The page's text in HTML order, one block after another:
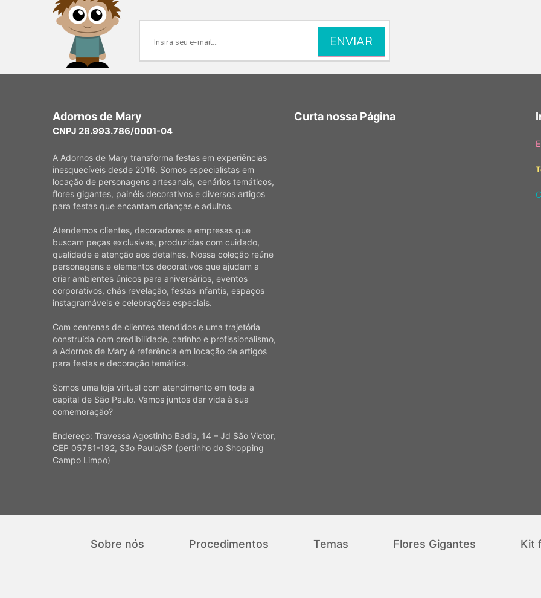
VISUALIZAR VISUALIZAR
Adornos de Mary
CNPJ 28.993.786/0001-04
A Adornos de Mary transforma festas em experiências
inesquecíveis desde 2016. Somos especialistas em
locação de personagens artesanais, cenários temáticos,
flores gigantes, painéis decorativos e diversos artigos
para festas que encantam crianças e adultos.
Atendemos clientes, decoradores e empresas que
buscam peças exclusivas, produzidas com cuidado,
qualidade e atenção aos detalhes. Nossa coleção reúne
personagens e elementos decorativos que ajudam a
criar ambientes únicos para aniversários, eventos
corporativos, chás revelação, festas infantis, espaços
instagramáveis e celebrações especiais.
Com centenas de clientes atendidos e uma trajetória
construída com credibilidade, carinho e profissionalismo,
a Adornos de Mary é referência em locação de artigos
para festas e decoração temática.
Somos uma loja virtual com atendimento em toda a
capital de São Paulo. Vamos juntos dar vida à sua
comemoração?
Endereço: Travessa Agostinho Badia, 14 – Jd São Victor,
CEP 05781-192, São Paulo/SP (pertinho do Shopping
Campo Limpo)
Curta nossa Página
Sobre nós Procedimentos Temas Flores Gigantes Kit